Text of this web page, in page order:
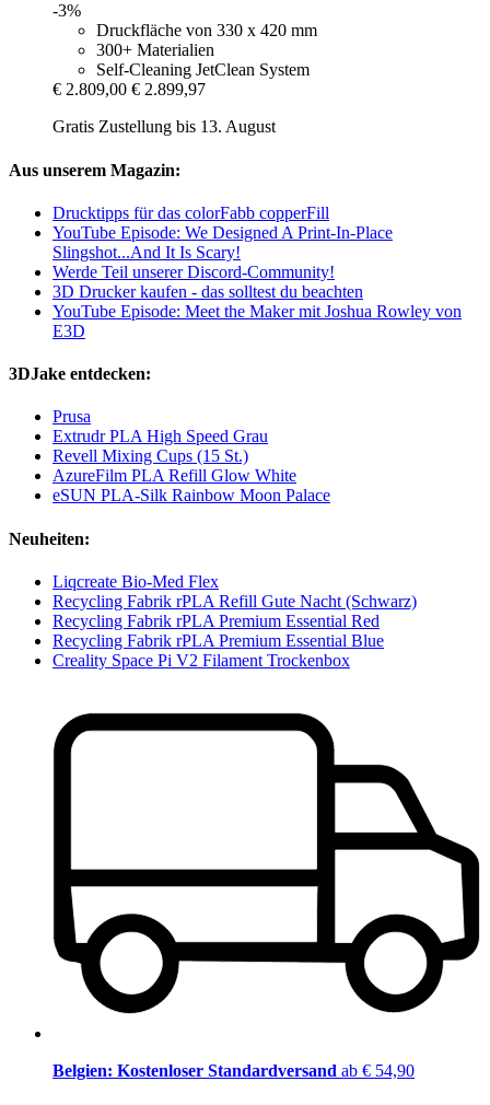
-3%
Druckfläche von 330 x 420 mm
300+ Materialien
Self-Cleaning JetClean System
€ 2.809,00 € 2.899,97
Gratis Zustellung bis 13. August
Aus unserem Magazin:
Drucktipps für das colorFabb copperFill
YouTube Episode: We Designed A Print-In-Place
Slingshot...And It Is Scary!
Werde Teil unserer Discord-Community!
3D Drucker kaufen - das solltest du beachten
YouTube Episode: Meet the Maker mit Joshua Rowley von
E3D
3DJake entdecken:
Prusa
Extrudr PLA High Speed Grau
Revell Mixing Cups (15 St.)
AzureFilm PLA Refill Glow White
eSUN PLA-Silk Rainbow Moon Palace
Neuheiten:
Liqcreate Bio-Med Flex
Recycling Fabrik rPLA Refill Gute Nacht (Schwarz)
Recycling Fabrik rPLA Premium Essential Red
Recycling Fabrik rPLA Premium Essential Blue
Creality Space Pi V2 Filament Trockenbox
Belgien: Kostenloser Standardversand ab € 54,90